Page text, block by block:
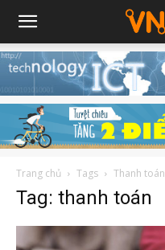
Trang chủ Tags Thanh toán
Tag: thanh toán